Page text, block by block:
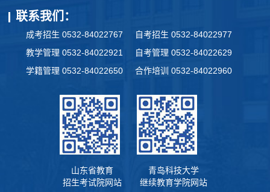
联系我们：
成考招生 0532-84022767
自考招生 0532-84022977
教学管理 0532-84022921
自考管理 0532-84022629
学籍管理 0532-84022650
合作培训 0532-84022960
山东省教育
招生考试院网站
青岛科技大学
继续教育学院网站